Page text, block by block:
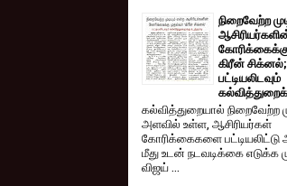
நிறைவேற்ற
கிரீன் சிக்னல்;
பட்டியலிடவும்
கல்வித்துறையால் நிறைவேற்ற
அளவில் உள்ள, ஆசிரியர்கள்
கோரிக்கைகளை பட்டியலிட்டு
மீது உடன் நடவடிக்கை எடுக்க
விஜய் ...